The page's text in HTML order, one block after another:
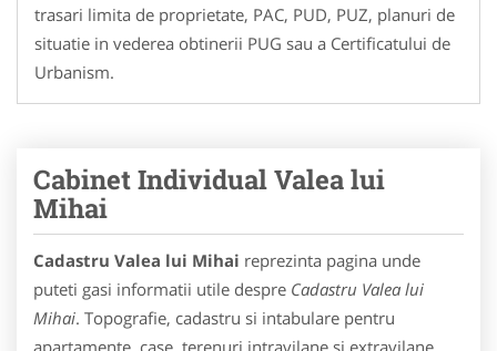
trasari limita de proprietate, PAC, PUD, PUZ, planuri de
situatie in vederea obtinerii PUG sau a Certificatului de
Urbanism.
Cabinet Individual Valea lui
Mihai
Cadastru Valea lui Mihai reprezinta pagina unde
puteti gasi informatii utile despre Cadastru Valea lui
Mihai. Topografie, cadastru si intabulare pentru
apartamente, case, terenuri intravilane si extravilane,